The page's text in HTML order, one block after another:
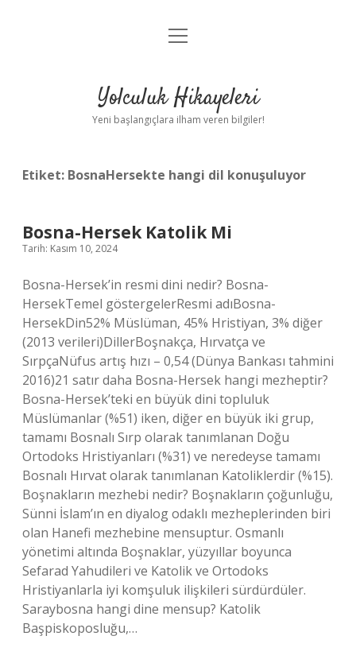
Anasayfa
Yasal Uyarı
menüyü
Yolculuk Hikayeleri
Yeni başlangıçlara ilham veren bilgiler!
Etiket: BosnaHersekte hangi dil konuşuluyor
Bosna-Hersek Katolik Mi
Tarih: Kasım 10, 2024
Bosna-Hersek’in resmi dini nedir? Bosna-
HersekTemel göstergelerResmi adıBosna-
HersekDin52% Müslüman, 45% Hristiyan, 3% diğer
(2013 verileri)DillerBoşnakça, Hırvatça ve
SırpçaNüfus artış hızı – 0,54 (Dünya Bankası tahmini
2016)21 satır daha Bosna-Hersek hangi mezheptir?
Bosna-Hersek’teki en büyük dini topluluk
Müslümanlar (%51) iken, diğer en büyük iki grup,
tamamı Bosnalı Sırp olarak tanımlanan Doğu
Ortodoks Hristiyanları (%31) ve neredeyse tamamı
Bosnalı Hırvat olarak tanımlanan Katoliklerdir (%15).
Boşnakların mezhebi nedir? Boşnakların çoğunluğu,
Sünni İslam’ın en diyalog odaklı mezheplerinden biri
olan Hanefi mezhebine mensuptur. Osmanlı
yönetimi altında Boşnaklar, yüzyıllar boyunca
Sefarad Yahudileri ve Katolik ve Ortodoks
Hristiyanlarla iyi komşuluk ilişkileri sürdürdüler.
Saraybosna hangi dine mensup? Katolik
Başpiskoposluğu,…